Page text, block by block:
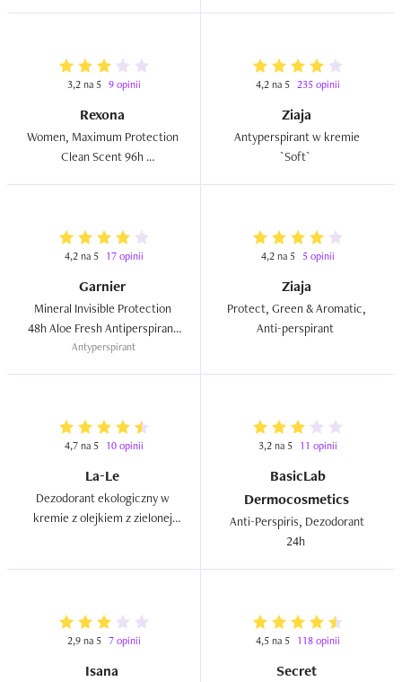
3,2 na 5 9 opinii
Rexona
Women, Maximum Protection
Clean Scent 96h
4,2 na 5 235 opinii
Ziaja
Antyperspirant w kremie
4,2 na 5 17 opinii
Garnier
Mineral Invisible Protection
48h Aloe Fresh Antiperspirant
Roll-on
Antyperspirant
4,2 na 5 5 opinii
Ziaja
Protect, Green & Aromatic,
4,7 na 5 10 opinii
La-Le
Dezodorant ekologiczny w
kremie z olejkiem z zielonej
3,2 na 5 11 opinii
BasicLab
Dermocosmetics
Anti-Perspiris, Dezodorant
2,9 na 5 7 opinii
Isana
4,5 na 5 118 opinii
Secret